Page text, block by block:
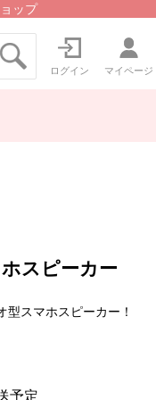
ップ
ログイン マイページ
スピーカー
スマホスピーカー！
予定